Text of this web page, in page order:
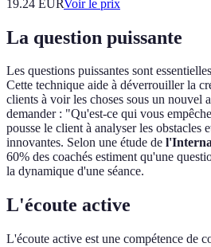
19.24 EURVoir le prix
La question puissante
Les questions puissantes sont
Cette technique aide à déverrouiller la
clients à voir les choses sous un nouvel
demander : "Qu'est-ce qui vous
pousse le client à analyser les obstacles
innovantes. Selon une étude de
60% des coachés estiment qu'une
la dynamique d'une séance.
L'écoute active
L'écoute active est une compétence de